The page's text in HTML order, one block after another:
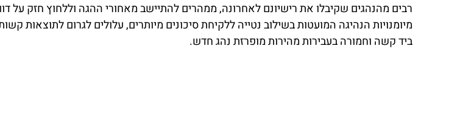
רבים מהנהגים שקיבלו את רישיונם לאחרונה, ממהרים להתיישב מאחורי ההגה וללחוץ חזק על
מיומנויות הנהיגה המועטות בשילוב נטייה ללקיחת סיכונים מיותרים, עלולים לגרום לתוצאות
ביד קשה וחמורה בעבירות מהירות מופרזת נהג חדש.